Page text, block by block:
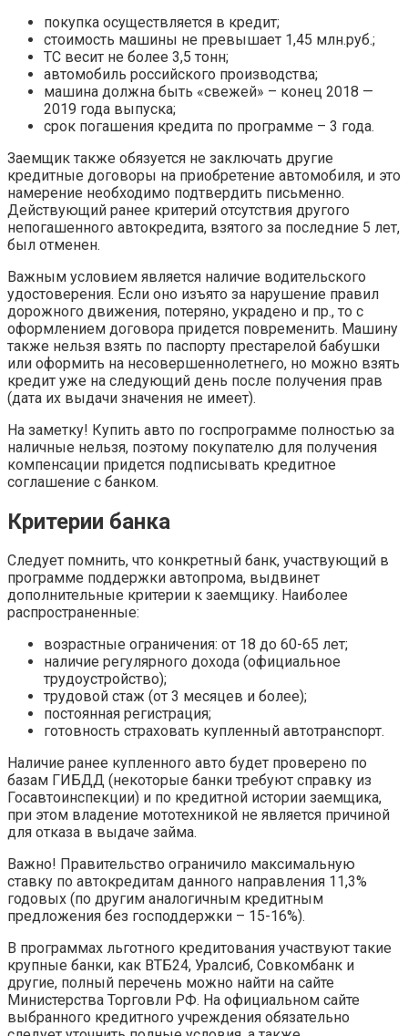
покупка осуществляется в кредит;
стоимость машины не превышает 1,45 млн.руб.;
ТС весит не более 3,5 тонн;
автомобиль российского производства;
машина должна быть «свежей» – конец 2018 —
2019 года выпуска;
срок погашения кредита по программе – 3 года.
Заемщик также обязуется не заключать другие
кредитные договоры на приобретение автомобиля, и это
намерение необходимо подтвердить письменно.
Действующий ранее критерий отсутствия другого
непогашенного автокредита, взятого за последние 5 лет,
был отменен.
Важным условием является наличие водительского
удостоверения. Если оно изъято за нарушение правил
дорожного движения, потеряно, украдено и пр., то с
оформлением договора придется повременить. Машину
также нельзя взять по паспорту престарелой бабушки
или оформить на несовершеннолетнего, но можно взять
кредит уже на следующий день после получения прав
(дата их выдачи значения не имеет).
На заметку! Купить авто по госпрограмме полностью за
наличные нельзя, поэтому покупателю для получения
компенсации придется подписывать кредитное
соглашение с банком.
Критерии банка
Следует помнить, что конкретный банк, участвующий в
программе поддержки автопрома, выдвинет
дополнительные критерии к заемщику. Наиболее
распространенные:
возрастные ограничения: от 18 до 60-65 лет;
наличие регулярного дохода (официальное
трудоустройство);
трудовой стаж (от 3 месяцев и более);
постоянная регистрация;
готовность страховать купленный автотранспорт.
Наличие ранее купленного авто будет проверено по
базам ГИБДД (некоторые банки требуют справку из
Госавтоинспекции) и по кредитной истории заемщика,
при этом владение мототехникой не является причиной
для отказа в выдаче займа.
Важно! Правительство ограничило максимальную
ставку по автокредитам данного направления 11,3%
годовых (по другим аналогичным кредитным
предложения без господдержки – 15-16%).
В программах льготного кредитования участвуют такие
крупные банки, как ВТБ24, Уралсиб, Совкомбанк и
другие, полный перечень можно найти на сайте
Министерства Торговли РФ. На официальном сайте
выбранного кредитного учреждения обязательно